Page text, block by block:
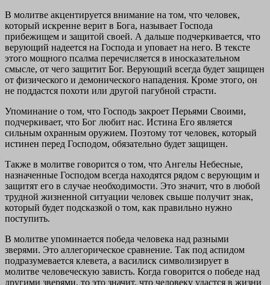
В молитве акцентируется внимание на том, что человек,
который искренне верит в Бога, называет Господа
прибежищем и защитой своей. А дальше подчеркивается, что
верующий надеется на Господа и уповает на него. В тексте
этого мощного псалма перечисляется в иносказательном
смысле, от чего защитит Бог. Верующий всегда будет защищен
от физического и демонического нападения. Кроме этого, он
не поддастся похоти или другой пагубной страсти.
Упоминание о том, что Господь закроет Перьями Своими,
подчеркивает, что Бог любит нас. Истина Его является
сильным охранным оружием. Поэтому тот человек, который
истинен перед Господом, обязательно будет защищен.
Также в молитве говорится о том, что Ангелы Небесные,
назначенные Господом всегда находятся рядом с верующим и
защитят его в случае необходимости. Это значит, что в любой
трудной жизненной ситуации человек свыше получит знак,
который будет подсказкой о том, как правильно нужно
поступить.
В молитве упоминается победа человека над разными
зверями. Это аллегорическое сравнение. Так под аспидом
подразумевается клевета, а василиск символизирует в
молитве человеческую зависть. Когда говорится о победе над
другими зверями, то это значит, что человеку удастся в жизни